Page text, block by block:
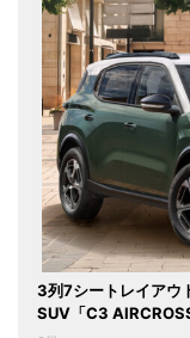
3列7シートレイアウ
SUV「C3